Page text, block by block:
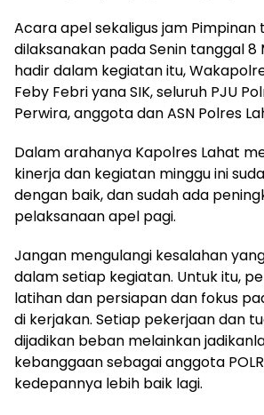
Acara apel sekaligus jam Pimpinan
dilaksanakan pada Senin tanggal 8
hadir dalam kegiatan itu,
Feby Febri yana SIK, seluruh PJU
Perwira, anggota dan ASN Polres
Dalam arahanya Kapolres Lahat
kinerja dan kegiatan minggu ini
dengan baik, dan sudah ada
pelaksanaan apel pagi.
Jangan mengulangi kesalahan
dalam setiap kegiatan. Untuk itu,
latihan dan persiapan dan fokus
di kerjakan. Setiap pekerjaan dan
dijadikan beban melainkan
kebanggaan sebagai anggota
kedepannya lebih baik lagi.